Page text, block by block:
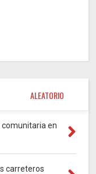
ALEATORIO
comunitaria en
carreteros